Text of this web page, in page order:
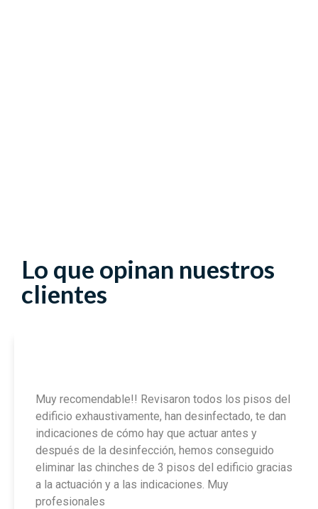
Lo que opinan nuestros
clientes
Muy recomendable!! Revisaron todos los pisos del
edificio exhaustivamente, han desinfectado, te dan
indicaciones de cómo hay que actuar antes y
después de la desinfección, hemos conseguido
eliminar las chinches de 3 pisos del edificio gracias
a la actuación y a las indicaciones. Muy
profesionales